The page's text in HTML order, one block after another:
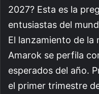
2027? Esta es la
entusiastas del
El lanzamiento de la
Amarok se perfila
esperados del año.
el primer trimestre